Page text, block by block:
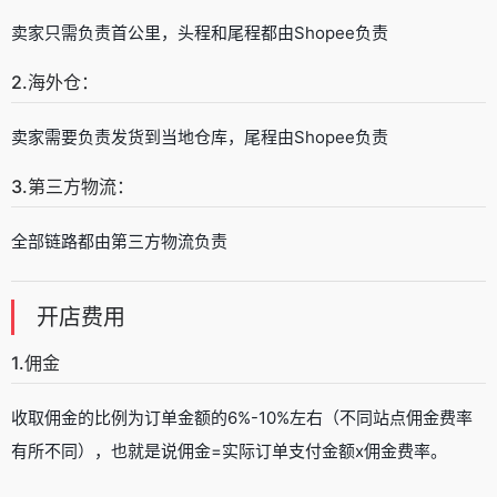
卖家只需负责首公里，头程和尾程都由Shopee负责
2.海外仓：
卖家需要负责发货到当地仓库，尾程由Shopee负责
3.第三方物流：
全部链路都由第三方物流负责
开店费用
1.佣金
收取佣金的比例为订单金额的6%-10%左右（不同站点佣金费率
有所不同），也就是说佣金=实际订单支付金额x佣金费率。